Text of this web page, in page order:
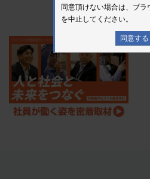
同意頂けない場合は、ブラ
を中止してください。
同意する